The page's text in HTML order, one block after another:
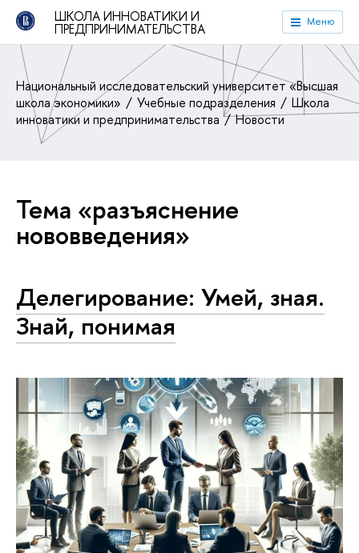
ШКОЛА ИННОВАТИКИ И
ПРЕДПРИНИМАТЕЛЬСТВА Меню
Национальный исследовательский университет «Высшая
школа экономики»
Учебные подразделения
Школа
инноватики и предпринимательства
Новости
Тема «разъяснение
нововведения»
Делегирование: Умей, зная.
Знай, понимая